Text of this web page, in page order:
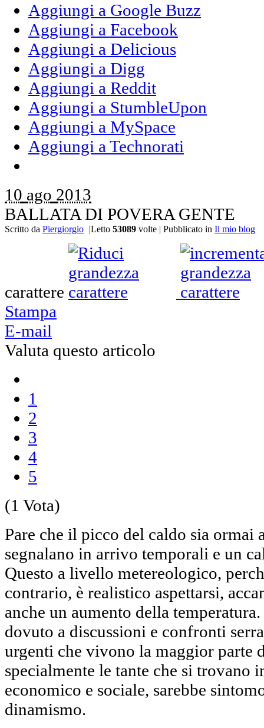
Aggiungi a Google Buzz
Aggiungi a Facebook
Aggiungi a Delicious
Aggiungi a Digg
Aggiungi a Reddit
Aggiungi a StumbleUpon
Aggiungi a MySpace
Aggiungi a Technorati
10 ago 2013
BALLATA DI POVERA GENTE
Scritto da Piergiorgio |Letto 53089 volte | Pubblicato in Il mio blog
carattere
Stampa
E-mail
Valuta questo articolo
1
2
3
4
5
(1 Vota)
Pare che il picco del caldo sia ormai
segnalano in arrivo temporali e un
Questo a livello metereologico,
contrario, è realistico aspettarsi,
anche un aumento della temperatura.
dovuto a discussioni e confronti
urgenti che vivono la maggior parte
specialmente le tante che si
economico e sociale, sarebbe
dinamismo.